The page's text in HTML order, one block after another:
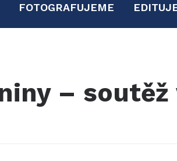
FOTOGRAFUJEME
– soutěž